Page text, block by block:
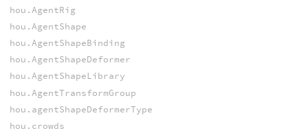
hou.AgentRig
hou.AgentShape
hou.AgentShapeBinding
hou.AgentShapeDeformer
hou.AgentShapeLibrary
hou.AgentTransformGroup
hou.agentShapeDeformerType
hou.crowds